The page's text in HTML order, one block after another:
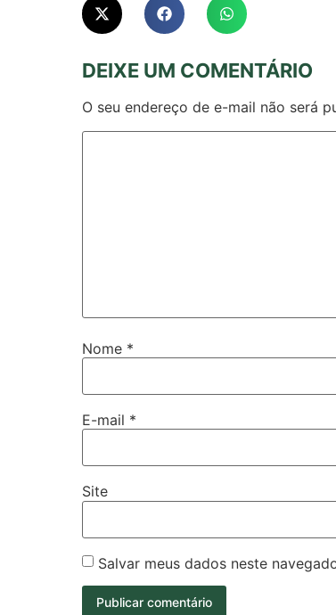
DEIXE UM COMENTÁRIO
O seu endereço de e-mail não será
Nome *
E-mail *
Site
Salvar meus dados neste